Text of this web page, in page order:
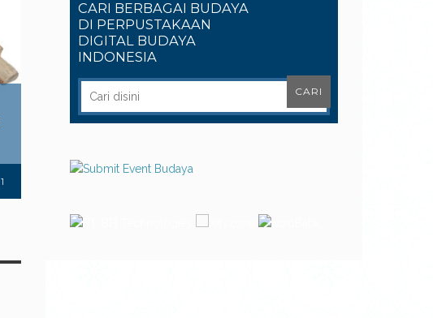
1
CARI BERBAGAI BUDAYA
DI PERPUSTAKAAN
DIGITAL BUDAYA
INDONESIA